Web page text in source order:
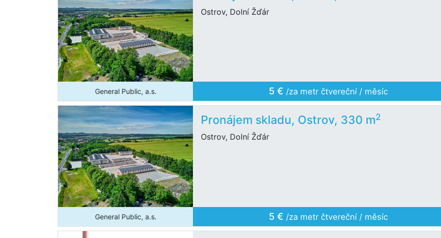
Ostrov, Dolní Žďár
General Public, a.s. 5 € /za metr čtvereční / měsíc
Pronájem skladu, Ostrov, 330 m2
Ostrov, Dolní Žďár
General Public, a.s. 5 € /za metr čtvereční / měsíc